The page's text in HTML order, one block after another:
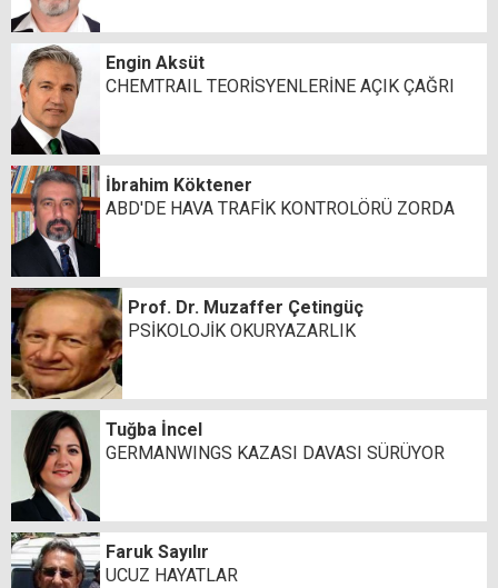
Engin Aksüt
CHEMTRAIL TEORİSYENLERİNE AÇIK ÇAĞRI
İbrahim Köktener
ABD'DE HAVA TRAFİK KONTROLÖRÜ ZORDA
Prof. Dr. Muzaffer Çetingüç
PSİKOLOJİK OKURYAZARLIK
Tuğba İncel
GERMANWINGS KAZASI DAVASI SÜRÜYOR
Faruk Sayılır
UCUZ HAYATLAR